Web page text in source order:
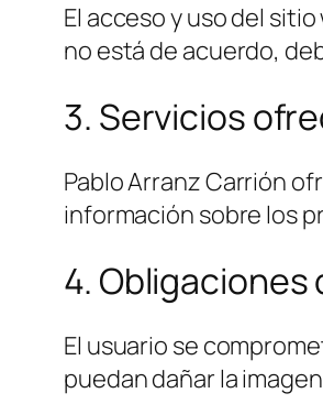
El acceso y uso del
no está de acuerdo,
3. Servicios
Pablo Arranz Carrión
información sobre los
4. Obligaciones
El usuario se
puedan dañar la